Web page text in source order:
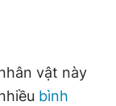
vật này
bình